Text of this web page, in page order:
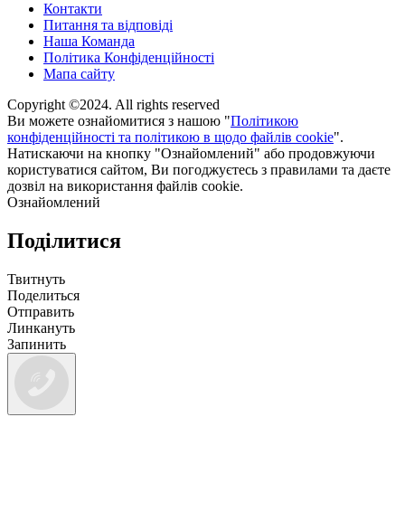
Контакти
Питання та відповіді
Наша Команда
Політика Конфіденційності
Мапа сайту
Copyright ©2024. All rights reserved
Ви можете ознайомитися з нашою "Політикою
конфіденційності та політикою в щодо файлів cookie".
Натискаючи на кнопку "Ознайомлений" або продовжуючи
користуватися сайтом, Ви погоджуєтесь з правилами та даєте
дозвіл на використання файлів cookie.
Ознайомлений
Поділитися
Твитнуть
Поделиться
Отправить
Линкануть
Запинить